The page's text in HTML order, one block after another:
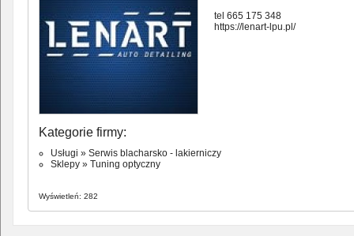
tel 665 175 348
https://lenart-lpu.pl/
Kategorie firmy:
Usługi » Serwis blacharsko - lakierniczy
Sklepy» Tuning optyczny
Wyświetleń: 282